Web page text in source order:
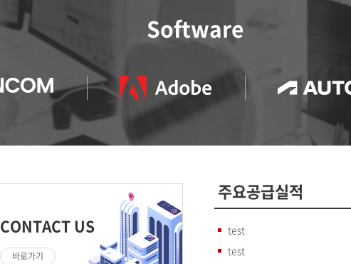
Software
CONTACT US
바로가기
주요공급실적
test
test